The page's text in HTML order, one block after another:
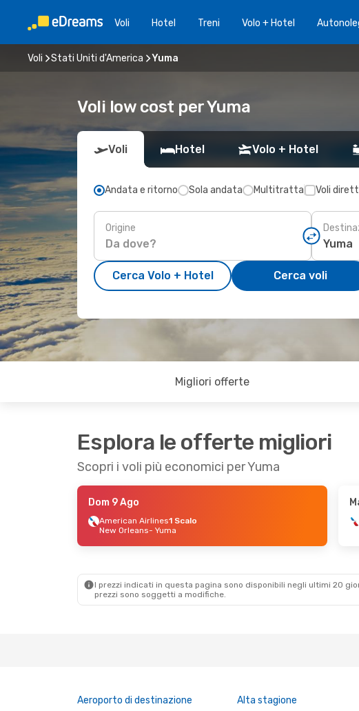
Voli Hotel Treni Volo + Hotel
Voli Stati Uniti d'America Yuma
Voli low cost per Yuma
Voli Hotel Volo + Hotel
Andata e ritorno Sola andata Multitratta Voli
Origine
Cerca Volo + Hotel Cerca voli
Migliori offerte
Esplora le offerte migliori
Scopri i voli più economici per Yuma
Dom 9 Ago
American Airlines1 Scalo
New Orleans- Yuma
I prezzi indicati in questa pagina sono disponibili negli ultimi 20
prezzi sono soggetti a modifiche.
Aeroporto di destinazione Alta stagione